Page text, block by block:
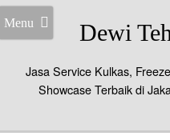
Menu Dewi
Jasa Service Kulkas,
Showcase Terbaik di